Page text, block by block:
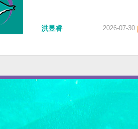
洪昱睿 2026-07-30